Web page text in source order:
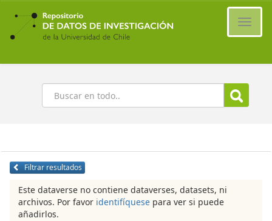
Ir
contenido
principal
Buscar
Filtrar resultados
Este dataverse no contiene dataverses, datasets, ni
archivos. Por favor identifíquese para ver si puede
añadirlos.